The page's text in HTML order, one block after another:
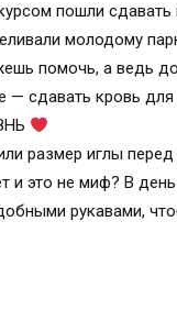
пошли сдавать
молодому
помочь, а ведь
— сдавать кровь
размер иглы
и это не миф? В
рукавами,